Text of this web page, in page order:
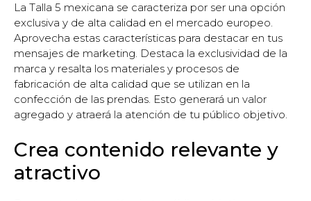
La Talla 5 mexicana se caracteriza por ser una opción
exclusiva y de alta calidad en el mercado europeo.
Aprovecha estas características para destacar en tus
mensajes de marketing. Destaca la exclusividad de la
marca y resalta los materiales y procesos de
fabricación de alta calidad que se utilizan en la
confección de las prendas. Esto generará un valor
agregado y atraerá la atención de tu público objetivo.
Crea contenido relevante y
atractivo